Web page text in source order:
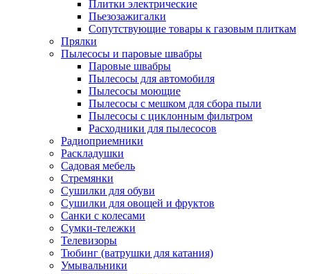
Плитки электрические
Пьезозажигалки
Сопутствующие товары к газовым плиткам
Прялки
Пылесосы и паровые швабры
Паровые швабры
Пылесосы для автомобиля
Пылесосы моющие
Пылесосы с мешком для сбора пыли
Пылесосы с циклонным фильтром
Расходники для пылесосов
Радиоприемники
Раскладушки
Садовая мебель
Стремянки
Сушилки для обуви
Сушилки для овощей и фруктов
Санки с колесами
Сумки-тележки
Телевизоры
Тюбинг (ватрушки для катания)
Умывальники